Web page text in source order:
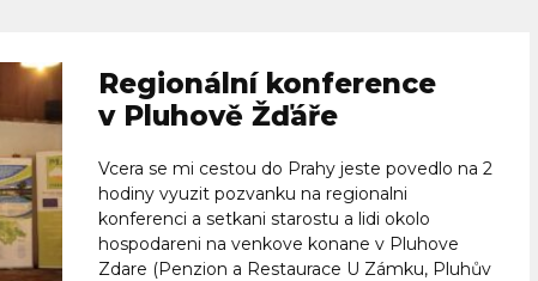
Regionální konference
v Pluhově Žďáře
Vcera se mi cestou do Prahy jeste povedlo na 2
hodiny vyuzit pozvanku na regionalni
konferenci a setkani starostu a lidi okolo
hospodareni na venkove konane v Pluhove
Zdare (Penzion a Restaurace U Zámku, Pluhův